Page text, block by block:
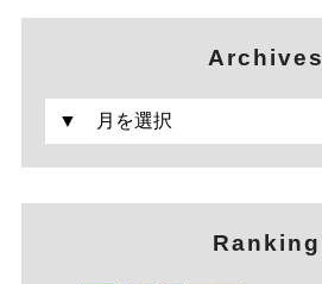
Archives
Ranking